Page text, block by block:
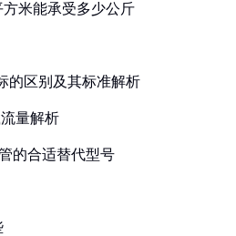
米能承受多少公斤
的区别及其标准解析
量解析
的合适替代型号